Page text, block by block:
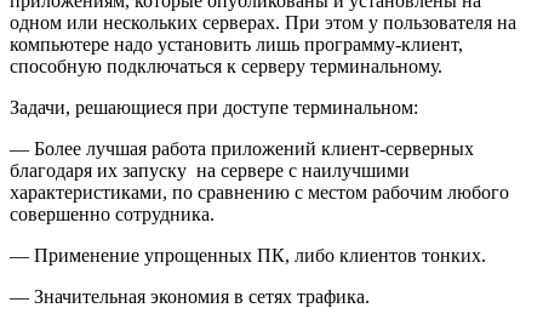
одном или нескольких серверах. При этом у пользователя на
компьютере надо установить лишь программу-клиент,
способную подключаться к серверу терминальному.
Задачи, решающиеся при доступе терминальном:
— Более лучшая работа приложений клиент-серверных
благодаря их запуску на сервере с наилучшими
характеристиками, по сравнению с местом рабочим любого
совершенно сотрудника.
— Применение упрощенных ПК, либо клиентов тонких.
— Значительная экономия в сетях трафика.